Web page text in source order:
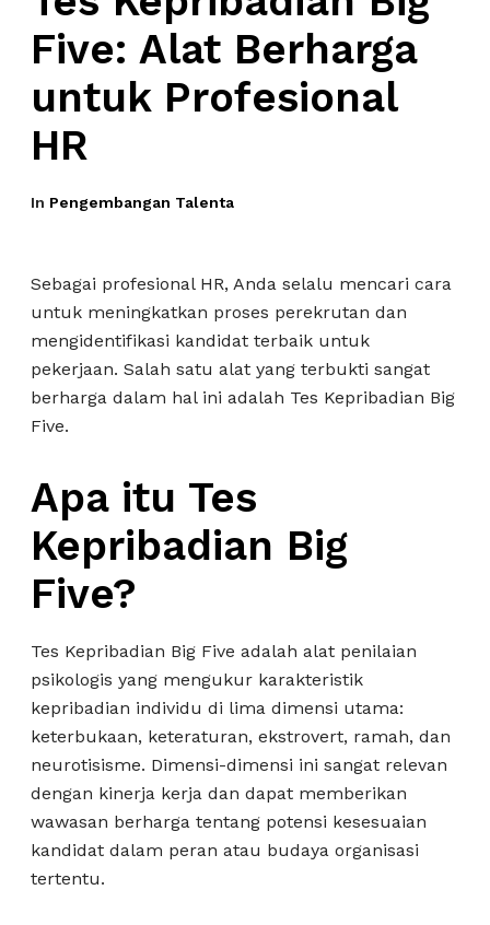
Five: Alat Berharga
untuk Profesional
HR
In Pengembangan Talenta
Sebagai profesional HR, Anda selalu mencari cara
untuk meningkatkan proses perekrutan dan
mengidentifikasi kandidat terbaik untuk
pekerjaan. Salah satu alat yang terbukti sangat
berharga dalam hal ini adalah Tes Kepribadian Big
Five.
Apa itu Tes
Kepribadian Big
Five?
Tes Kepribadian Big Five adalah alat penilaian
psikologis yang mengukur karakteristik
kepribadian individu di lima dimensi utama:
keterbukaan, keteraturan, ekstrovert, ramah, dan
neurotisisme. Dimensi-dimensi ini sangat relevan
dengan kinerja kerja dan dapat memberikan
wawasan berharga tentang potensi kesesuaian
kandidat dalam peran atau budaya organisasi
tertentu.